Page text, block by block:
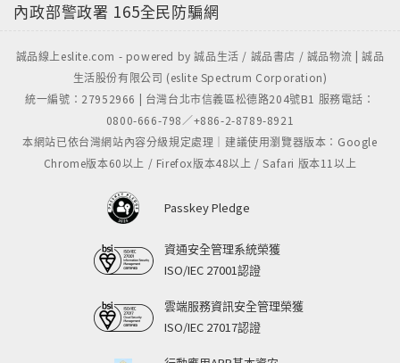
內政部警政署 165全民防騙網
誠品線上eslite.com - powered by 誠品生活 / 誠品書店 / 誠品物流 | 誠品
生活股份有限公司 (eslite Spectrum Corporation)
統一編號：27952966 | 台灣台北市信義區松德路204號B1 服務電話：
0800-666-798／+886-2-8789-8921
本網站已依台灣網站內容分級規定處理｜建議使用瀏覽器版本：Google
Chrome版本60以上 / Firefox版本48以上 / Safari 版本11以上
Passkey Pledge
資通安全管理系統榮獲
ISO/IEC 27001認證
雲端服務資訊安全管理榮獲
ISO/IEC 27017認證